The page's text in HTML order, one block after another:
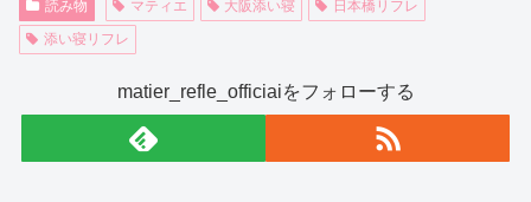
読み物 マティエ 大阪添い寝
日本橋リフレ
添い寝リフレ
matier_refle_officiaiをフォローする